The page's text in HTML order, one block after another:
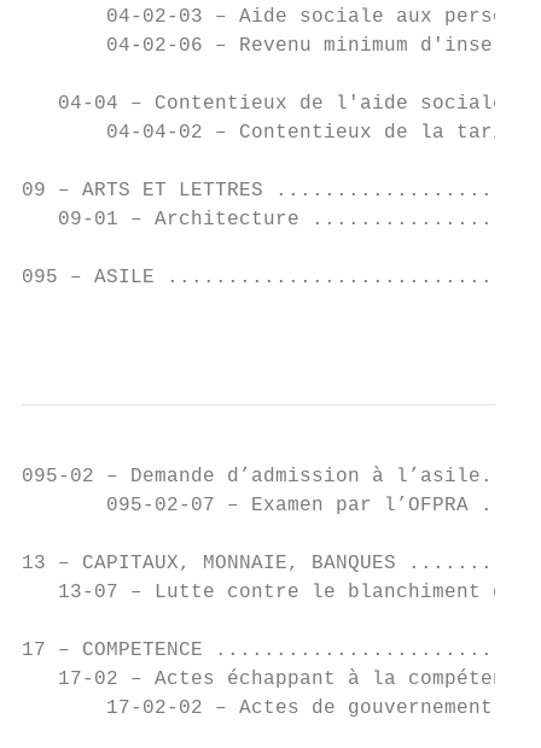
04-02-03 – Aide sociale aux
04-02-06 – Revenu minimum
04-04 – Contentieux de l'aide sociale
04-04-02 – Contentieux de la
09 – ARTS ET LETTRES
09-01 – Architecture
095 – ASILE
095-02 – Demande
095-02-07 – Examen par l’OFPRA
13 – CAPITAUX, MONNAIE,
13-07 – Lutte contre le blanchiment
17 – COMPETENCE
17-02 – Actes échappant à la
17-02-02 – Actes de gouvernement